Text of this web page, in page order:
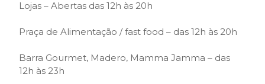
Lojas – Abertas das 12h às 20h
Praça de Alimentação / fast food – das 12h às 20h
Barra Gourmet, Madero, Mamma Jamma – das
12h às 23h